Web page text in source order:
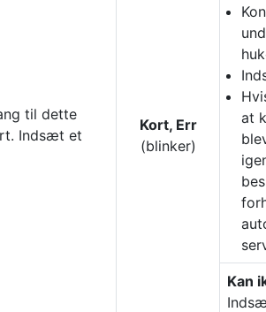
til dette
Indsæt et
Kort, Err
(blinker)
at
Kan